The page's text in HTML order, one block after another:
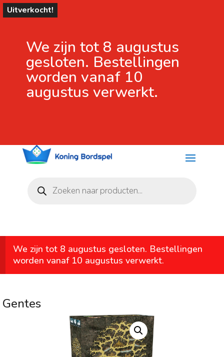
We zijn tot 8 augustus
gesloten. Bestellingen
worden vanaf 10
augustus verwerkt.
zoeken
We zijn tot 8 augustus gesloten. Bestellingen
worden vanaf 10 augustus verwerkt.
Uitverkocht!
Gentes